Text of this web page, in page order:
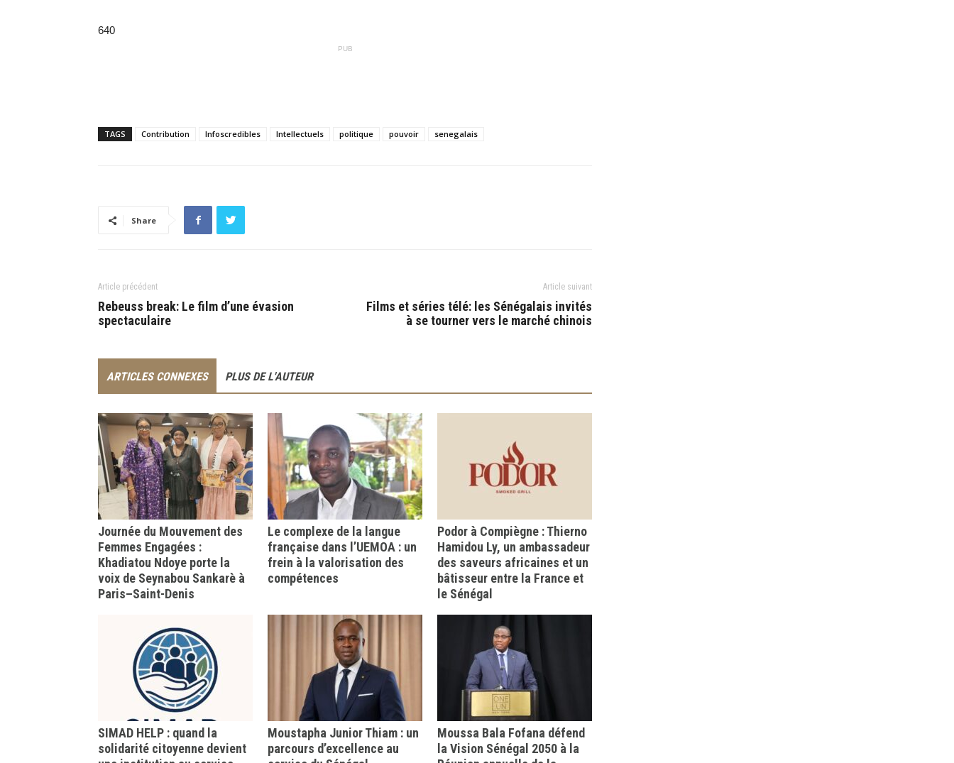
640
PUB
TAGS Contribution Infoscredibles Intellectuels politique pouvoir senegalais
Share
Article précédent
Rebeuss break: Le film d’une évasion
spectaculaire
Article suivant
Films et séries télé: les Sénégalais invités
à se tourner vers le marché chinois
ARTICLES CONNEXES PLUS DE L'AUTEUR
Journée du Mouvement des
Femmes Engagées :
Khadiatou Ndoye porte la
voix de Seynabou Sankarè à
Paris–Saint-Denis
Le complexe de la langue
française dans l’UEMOA : un
frein à la valorisation des
compétences
Podor à Compiègne : Thierno
Hamidou Ly, un ambassadeur
des saveurs africaines et un
bâtisseur entre la France et
le Sénégal
SIMAD HELP : quand la
solidarité citoyenne devient
Moustapha Junior Thiam : un
parcours d’excellence au
Moussa Bala Fofana défend
la Vision Sénégal 2050 à la